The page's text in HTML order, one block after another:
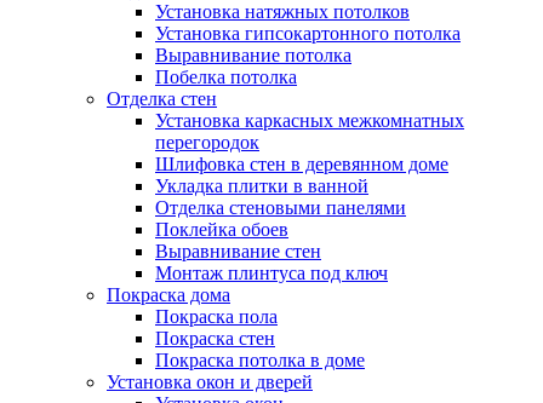
Установка натяжных потолков
Установка гипсокартонного потолка
Выравнивание потолка
Побелка потолка
Отделка стен
Установка каркасных межкомнатных
перегородок
Шлифовка стен в деревянном доме
Укладка плитки в ванной
Отделка стеновыми панелями
Поклейка обоев
Выравнивание стен
Монтаж плинтуса под ключ
Покраска дома
Покраска пола
Покраска стен
Покраска потолка в доме
Установка окон и дверей